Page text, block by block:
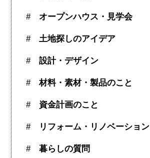
オープンハウス・見学会
土地探しのアイデア
設計・デザイン
材料・素材・製品のこと
資金計画のこと
リフォーム・リノベーション
暮らしの質問